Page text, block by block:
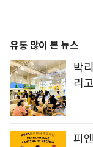
유통 많이 본 뉴스
박
리
피